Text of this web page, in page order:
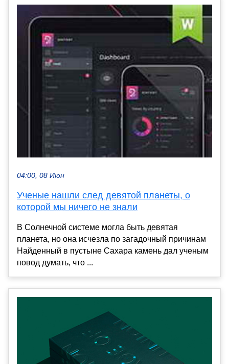
04:00, 08 Июн
Ученые нашли след девятой планеты, о
которой мы ничего не знали
В Солнечной системе могла быть девятая
планета, но она исчезла по загадочный причинам
Найденный в пустыне Сахара камень дал ученым
повод думать, что ...